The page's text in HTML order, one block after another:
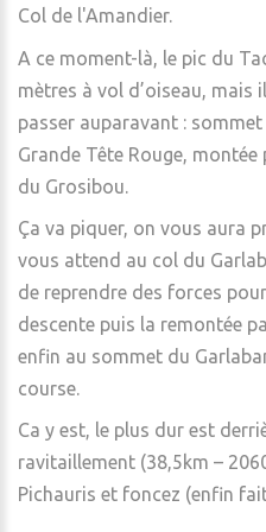
Col de l'Amandier.
A ce moment-là, le pic du
mètres à vol d’oiseau, mais
passer auparavant :
Grande Tête Rouge,
du Grosibou.
Ça va piquer, on vous aura
vous attend au col du
de reprendre des forces
descente puis la remontée
enfin au sommet du
course.
Ca y est, le plus dur est
ravitaillement (38,5km –
Pichauris et foncez (enfin